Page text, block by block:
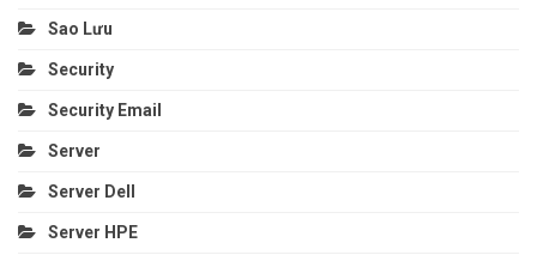
Sao Lưu
Security
Security Email
Server
Server Dell
Server HPE